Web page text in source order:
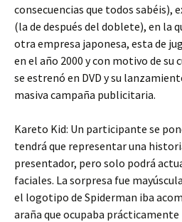
consecuencias que todos sabéis),
(la de después del doblete), en la
otra empresa japonesa, esta de
en el año 2000 y con motivo de su
se estrenó en DVD y su
masiva campaña publicitaria.
Kareto Kid: Un participante se
tendrá que representar una
presentador, pero solo podrá
faciales. La sorpresa fue
el logotipo de Spiderman iba
araña que ocupaba